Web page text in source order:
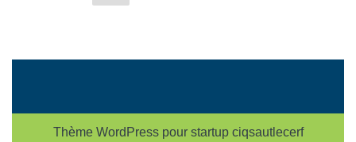
Thème WordPress pour startupciqsautlecerf